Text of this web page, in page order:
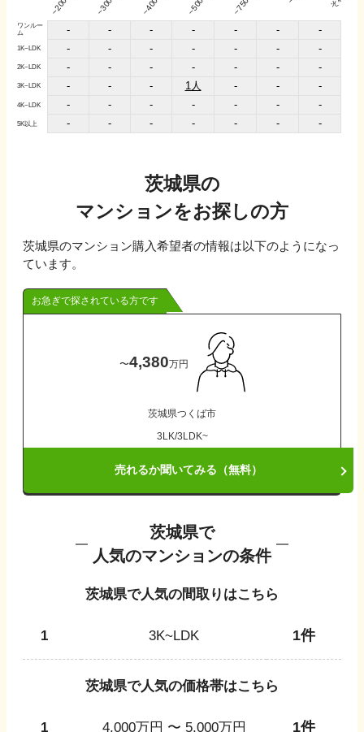
ワンルー
ム
1K~LDK
2K~LDK
3K~LDK
4K~LDK
5K以上
- - - - - -
-
-
- - - - -
-
-
- - - - -
-
-
- - 1人 - -
-
-
- - - - -
-
-
- - - - - -
茨城県の
マンションをお探しの方
茨城県のマンション購入希望者の情報は以下のようになっ
ています。
お急ぎで探されている方です
〜4,380万円
茨城県つくば市
3LK/3LDK~
売れるか聞いてみる（無料）
茨城県で
人気のマンションの条件
茨城県で人気の間取りはこちら
1 3K~LDK 1件
茨城県で人気の価格帯はこちら
1 4,000万円 〜 5,000万円 1件